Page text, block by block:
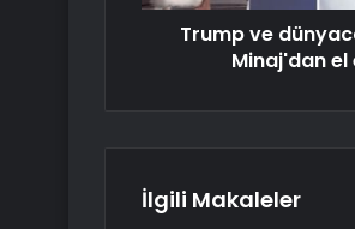
Trump ve
Minaj'dan
İlgili Makaleler